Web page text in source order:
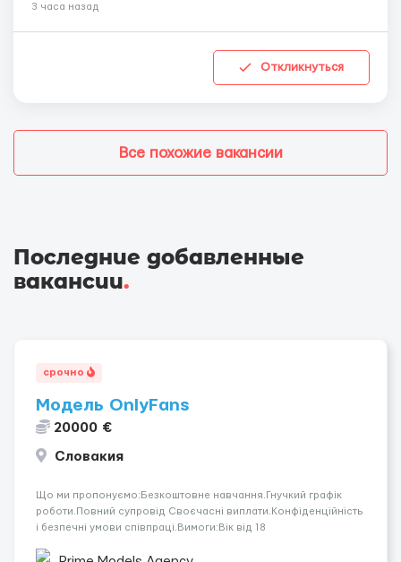
3 часа назад
Откликнуться
Все похожие вакансии
Последние добавленные
вакансии.
срочно
Модель OnlyFans
20000 €
Словакия
Що ми пропонуємо:Безкоштовне навчання.Гнучкий графік
роботи.Повний супровід Своєчасні виплати.Конфіденційність
і безпечні умови співпраці.Вимоги:Вік від 18
розвиватися.Досвід не обов’язковий.Якщо вас зацікавила